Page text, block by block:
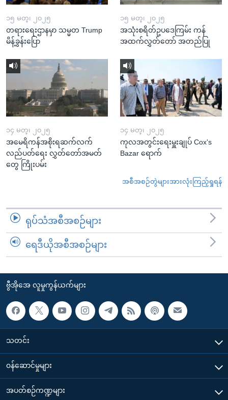
၁၅ မတ္၊ ၂၀၂၅
တရားရေးဌာနမှာ သမ္မတ Trump
မိန့်ခွန်းပြော
၁၅ မတ္၊ ၂၀၂၅
အသုံးစရိတ်ဥပဒေကြမ်း ကန်
အထက်လွှတ်တော် အတည်ပြု
၁၄ မတ္၊ ၂၀၂၅
အမေရိကန်အစိုးရဆက်လက်
လည်ပတ်ရေး လွှတ်တော်အမတ်
တွေ ကြိုးပမ်း
၁၄ မတ္၊ ၂၀၂၅
ကုလအတွင်းရေးမှူးချုပ် Cox's
Bazar ရောက်
အစီအစဉ်တွဲများအားလုံးကြည့်ရှုရန်
ရုပ်သံအစီအစဉ်များ
ရေဒီယိုအစီအစဉ်များ
ဗွီအိုအေ လူမှုကွန်ယက်များ
သတင်း
၀န်ဆောင်မှုများ
အပတ်စဉ်ကဏ္ဍများ